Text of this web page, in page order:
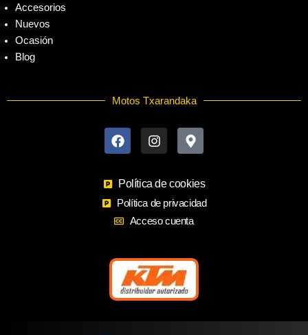
Accesorios
Nuevos
Ocasión
Blog
Motos Txarandaka
a
c
o
o
k
n
s
g
r
a
m
a
p
a
r
k
e
a
Política de cookies
Política de privacidad
Acceso cuenta